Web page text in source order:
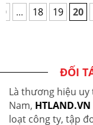
... 18 19 20
ĐỐI
Là thương hiệu
Nam, HTLAND.VN
loạt công ty, tập